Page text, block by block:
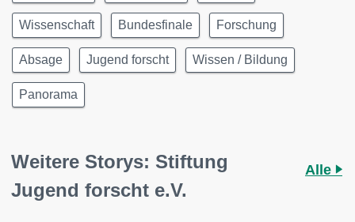
Wissenschaft Bundesfinale Forschung
Absage Jugend forscht Wissen / Bildung
Panorama
Weitere Storys: Stiftung
Jugend forscht e.V.
Alle